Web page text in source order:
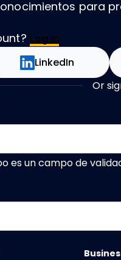
para
Log In
LinkedIn
Or
es un campo de